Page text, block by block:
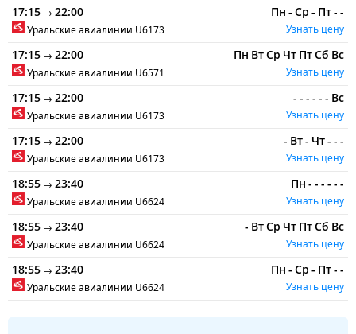
17:15 → 22:00
Уральские авиалинии U6173
Пн - Ср - Пт- -
Узнать цену
17:15 → 22:00
Уральские авиалинии U6571
Пн ВтСр Чт ПтСб Вс
Узнать цену
17:15 → 22:00
Уральские авиалинии U6173
- - - - - - Вс
Узнать цену
17:15 → 22:00
Уральские авиалинии U6173
- Вт- Чт- - -
Узнать цену
18:55 → 23:40
Уральские авиалинии U6624
Пн - - - - - -
Узнать цену
18:55 → 23:40
Уральские авиалинии U6624
- ВтСр Чт ПтСб Вс
Узнать цену
18:55 → 23:40
Уральские авиалинии U6624
Пн - Ср - Пт- -
Узнать цену